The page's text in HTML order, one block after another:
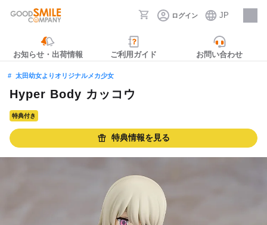
ログイン JP
採用情報
お知らせ・出荷情報 ご利用ガイド お問い合わせ
太田幼女よりオリジナルメカ少女
Hyper Body カッコウ
特典付き
特典情報を見る